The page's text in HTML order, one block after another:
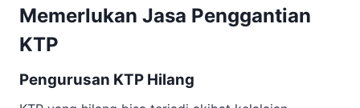
Memerlukan Jasa Penggantian
KTP
Pengurusan KTP Hilang